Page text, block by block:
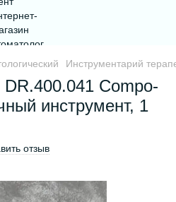
Инструментарий
Compo-
инструмент, 1
отзыв